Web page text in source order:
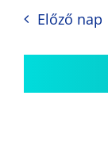
Előző nap